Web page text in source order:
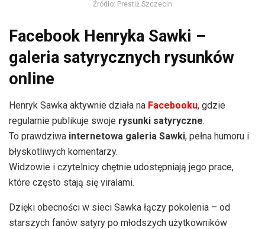
Źródło: Prestiż Szczecin
Facebook Henryka Sawki –
galeria satyrycznych rysunków
online
Henryk Sawka aktywnie działa na Facebooku, gdzie
regularnie publikuje swoje rysunki satyryczne.
To prawdziwa internetowa galeria Sawki, pełna humoru i
błyskotliwych komentarzy.
Widzowie i czytelnicy chętnie udostępniają jego prace,
które często stają się viralami.
Dzięki obecności w sieci Sawka łączy pokolenia – od
starszych fanów satyry po młodszych użytkowników